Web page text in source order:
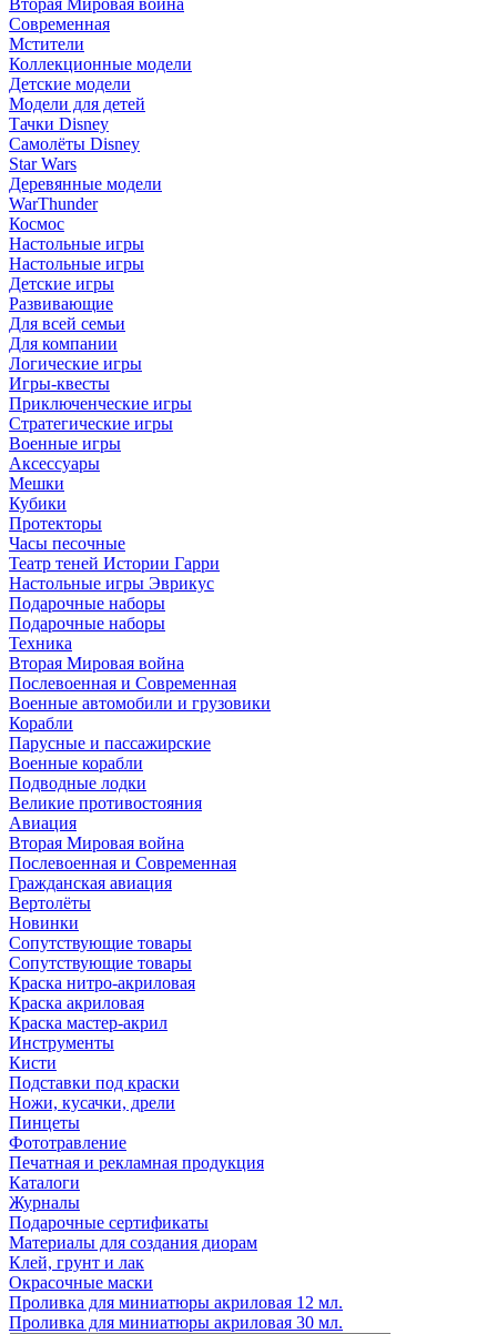
Вторая Мировая война
Современная
Мстители
Коллекционные модели
Детские модели
Модели для детей
Тачки Disney
Самолёты Disney
Star Wars
Деревянные модели
WarThunder
Космос
Настольные игры
Настольные игры
Детские игры
Развивающие
Для всей семьи
Для компании
Логические игры
Игры-квесты
Приключенческие игры
Стратегические игры
Военные игры
Аксессуары
Мешки
Кубики
Протекторы
Часы песочные
Театр теней Истории Гарри
Настольные игры Эврикус
Подарочные наборы
Подарочные наборы
Техника
Вторая Мировая война
Послевоенная и Современная
Военные автомобили и грузовики
Корабли
Парусные и пассажирские
Военные корабли
Подводные лодки
Великие противостояния
Авиация
Вторая Мировая война
Послевоенная и Современная
Гражданская авиация
Вертолёты
Новинки
Сопутствующие товары
Сопутствующие товары
Краска нитро-акриловая
Краска акриловая
Краска мастер-акрил
Инструменты
Кисти
Подставки под краски
Ножи, кусачки, дрели
Пинцеты
Фототравление
Печатная и рекламная продукция
Каталоги
Журналы
Подарочные сертификаты
Материалы для создания диорам
Клей, грунт и лак
Окрасочные маски
Проливка для миниатюры акриловая 12 мл.
Проливка для миниатюры акриловая 30 мл.